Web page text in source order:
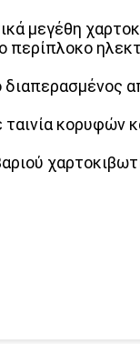
μεγέθη
περίπλοκο
ταινία κορυφών